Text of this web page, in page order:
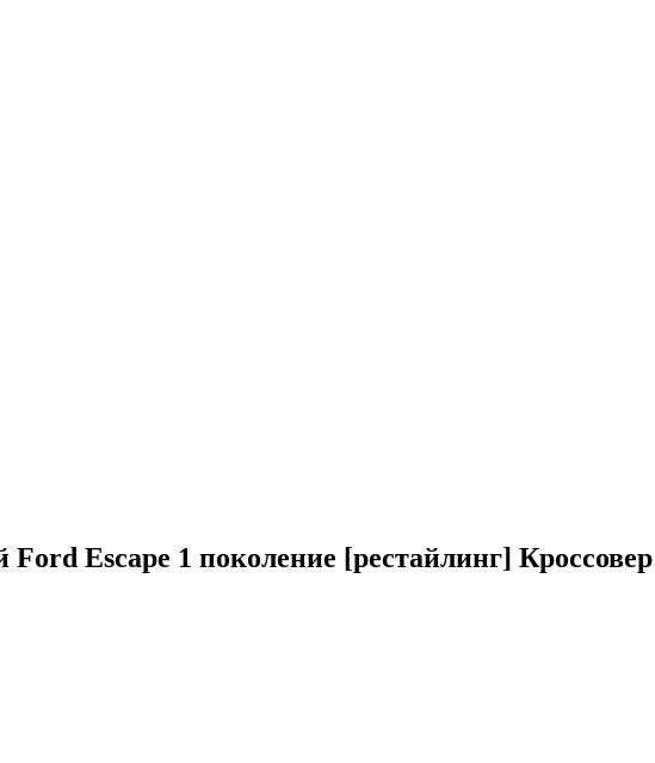
Escape 1 поколение [рестайлинг]